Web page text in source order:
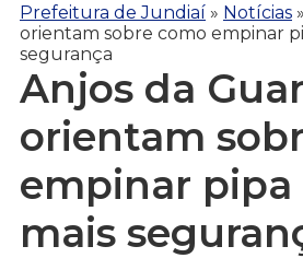
Prefeitura de Jundiaí » Notícias »
orientam sobre como empinar
segurança
Anjos da
orientam
empinar pipa
mais